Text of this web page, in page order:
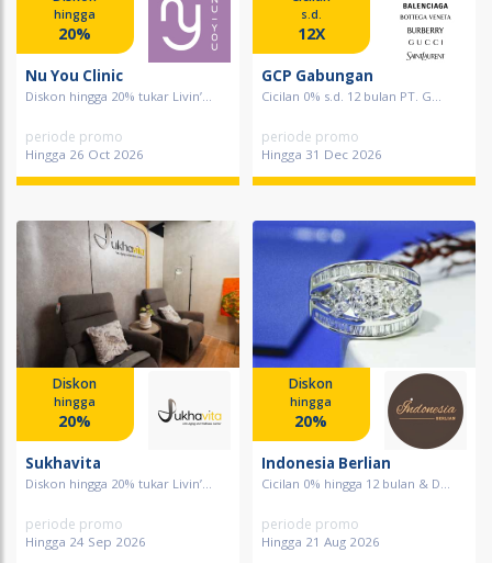
hingga
20%
Nu You Clinic
Diskon hingga 20% tukar Livin’...
periode promo
Hingga 26 Oct 2026
s.d.
12X
GCP Gabungan
Cicilan 0% s.d. 12 bulan PT. G...
periode promo
Hingga 31 Dec 2026
Diskon
hingga
20%
Sukhavita
Diskon hingga 20% tukar Livin’...
periode promo
Hingga 24 Sep 2026
Diskon
hingga
20%
Indonesia Berlian
Cicilan 0% hingga 12 bulan & D...
periode promo
Hingga 21 Aug 2026